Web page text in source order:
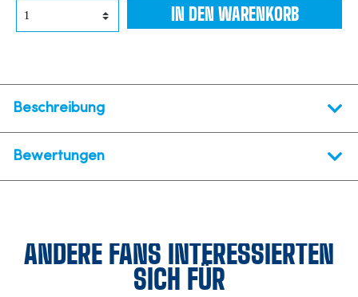
IN DEN WARENKORB
Beschreibung
Bewertungen
ANDERE FANS INTERESSIERTEN
SICH FÜR